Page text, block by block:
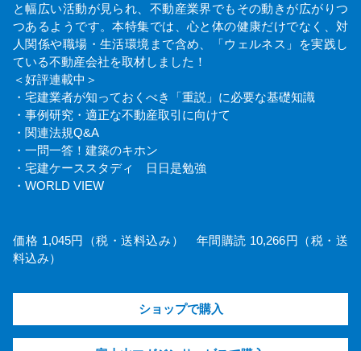
と幅広い活動が見られ、不動産業界でもその動きが広がりつ
つあるようです。本特集では、心と体の健康だけでなく、対
人関係や職場・生活環境まで含め、「ウェルネス」を実践し
ている不動産会社を取材しました！
＜好評連載中＞
・宅建業者が知っておくべき「重説」に必要な基礎知識
・事例研究・適正な不動産取引に向けて
・関連法規Q&A
・一問一答！建築のキホン
・宅建ケーススタディ 日日是勉強
・WORLD VIEW
価格 1,045円（税・送料込み） 年間購読 10,266円（税・送
料込み）
ショップで購入